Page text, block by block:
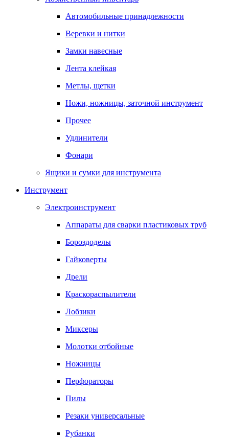
Автомобильные принадлежности
Веревки и нитки
Замки навесные
Лента клейкая
Метлы, щетки
Ножи, ножницы, заточной инструмент
Прочее
Удлинители
Фонари
Ящики и сумки для инструмента
Инструмент
Электроинструмент
Аппараты для сварки пластиковых труб
Бороздоделы
Гайковерты
Дрели
Краскораспылители
Лобзики
Миксеры
Молотки отбойные
Ножницы
Перфораторы
Пилы
Резаки универсальные
Рубанки